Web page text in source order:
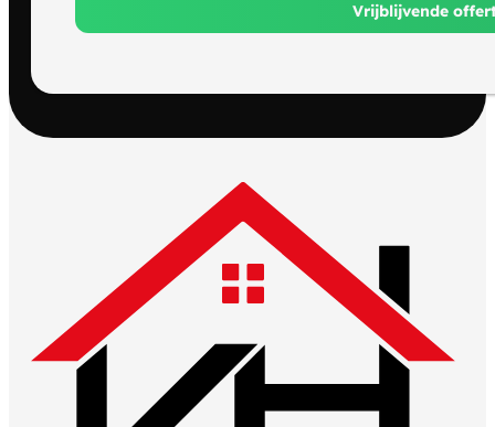
Vrijblijvende